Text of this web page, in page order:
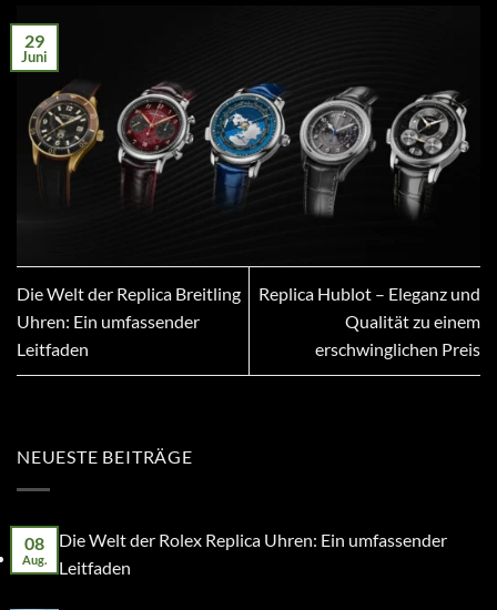
29
Juni
Die Welt der Replica Breitling
Uhren: Ein umfassender
Leitfaden
Replica Hublot – Eleganz und
Qualität zu einem
erschwinglichen Preis
NEUESTE BEITRÄGE
08
Aug.
Die Welt der Rolex Replica Uhren: Ein umfassender
Leitfaden